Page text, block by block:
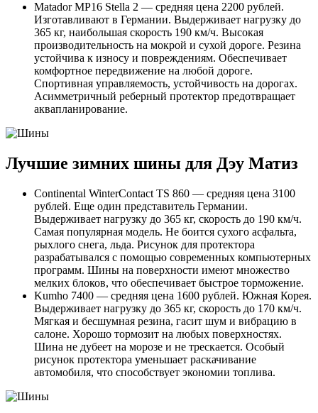
Matador MP16 Stella 2 — средняя цена 2200 рублей.
Изготавливают в Германии. Выдерживает нагрузку до
365 кг, наибольшая скорость 190 км/ч. Высокая
производительность на мокрой и сухой дороге. Резина
устойчива к износу и повреждениям. Обеспечивает
комфортное передвижение на любой дороге.
Спортивная управляемость, устойчивость на дорогах.
Асимметричный реберный протектор предотвращает
аквапланирование.
Лучшие зимних шины для Дэу Матиз
Continental WinterContact TS 860 — средняя цена 3100
рублей. Еще один представитель Германии.
Выдерживает нагрузку до 365 кг, скорость до 190 км/ч.
Самая популярная модель. Не боится сухого асфальта,
рыхлого снега, льда. Рисунок для протектора
разрабатывался с помощью современных компьютерных
программ. Шины на поверхности имеют множество
мелких блоков, что обеспечивает быстрое торможение.
Kumho 7400 — средняя цена 1600 рублей. Южная Корея.
Выдерживает нагрузку до 365 кг, скорость до 170 км/ч.
Мягкая и бесшумная резина, гасит шум и вибрацию в
салоне. Хорошо тормозит на любых поверхностях.
Шина не дубеет на морозе и не трескается. Особый
рисунок протектора уменьшает раскачивание
автомобиля, что способствует экономии топлива.